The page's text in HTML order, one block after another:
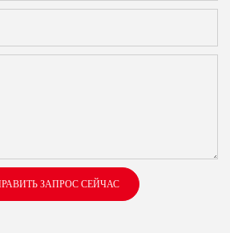
ЗАПРОС СЕЙЧАС